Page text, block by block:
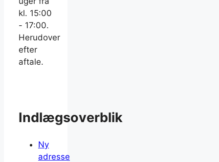
kl. 15:00
- 17:00.
Herudover
efter
aftale.
Indlægsoverblik
Ny
adresse